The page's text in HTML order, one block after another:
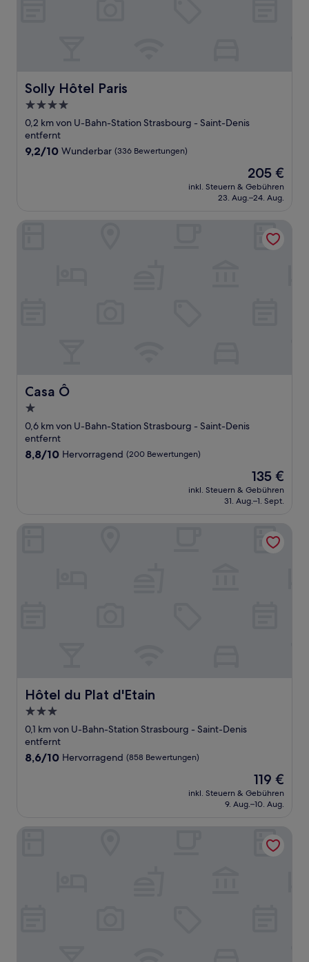
Solly Hôtel Paris
Solly Hôtel Paris
4.0-
Sterne-
Unterkunft
0,2 km von U-Bahn-Station Strasbourg - Saint-Denis
entfernt
9.2
9,2/10 Wunderbar (336 Bewertungen)
Der
Preis
beträgt
205 €
inkl. Steuern & Gebühren
23. Aug.–24. Aug.
Casa Ô
Casa Ô
1.0-
Stern-
Unterkunft
0,6 km von U-Bahn-Station Strasbourg - Saint-Denis
entfernt
8.8
8,8/10 Hervorragend (200 Bewertungen)
Der
Preis
beträgt
135 €
inkl. Steuern & Gebühren
31. Aug.–1. Sept.
Hôtel du Plat d'Etain
Hôtel du Plat d'Etain
3.0-
Sterne-
Unterkunft
0,1 km von U-Bahn-Station Strasbourg - Saint-Denis
entfernt
8.6
8,6/10 Hervorragend (858 Bewertungen)
Der
Preis
beträgt
119 €
inkl. Steuern & Gebühren
9. Aug.–10. Aug.